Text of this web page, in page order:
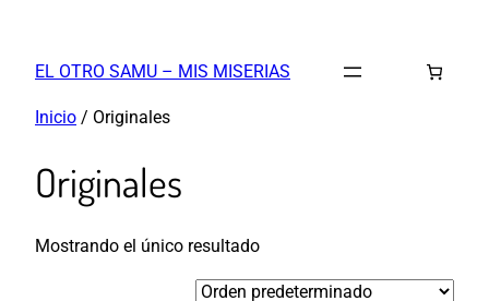
contenido
EL OTRO SAMU – MIS MISERIAS
Inicio / Originales
Originales
Mostrando el único resultado